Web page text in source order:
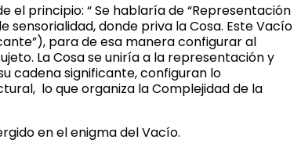
principio: “ Se hablaría de “Representación
sensorialidad, donde priva la Cosa. Este Vacío
para de esa manera configurar al
La Cosa se uniría a la representación y
cadena significante, configuran lo
lo que organiza la Complejidad de la
en el enigma del Vacío.